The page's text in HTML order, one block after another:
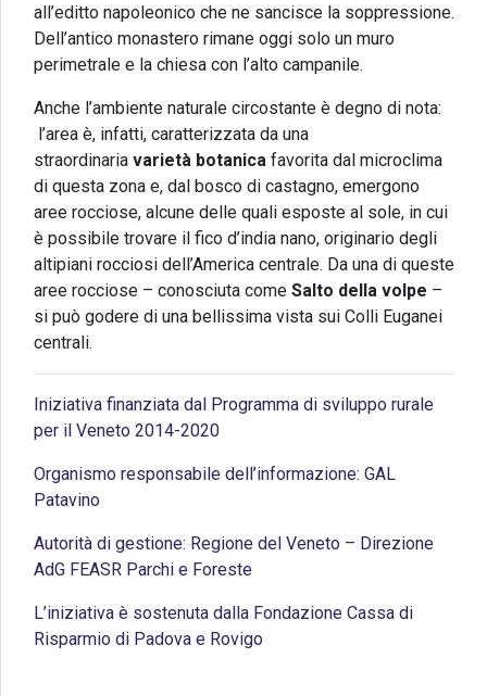
all’editto napoleonico che ne sancisce la soppressione.
Dell’antico monastero rimane oggi solo un muro
perimetrale e la chiesa con l’alto campanile.
Anche l’ambiente naturale circostante è degno di nota:
l’area è, infatti, caratterizzata da una
straordinaria varietà botanica favorita dal microclima
di questa zona e, dal bosco di castagno, emergono
aree rocciose, alcune delle quali esposte al sole, in cui
è possibile trovare il fico d’india nano, originario degli
altipiani rocciosi dell’America centrale. Da una di queste
aree rocciose – conosciuta come Salto della volpe –
si può godere di una bellissima vista sui Colli Euganei
centrali.
Iniziativa finanziata dal Programma di sviluppo rurale
per il Veneto 2014-2020
Organismo responsabile dell’informazione: GAL
Patavino
Autorità di gestione: Regione del Veneto – Direzione
AdG FEASR Parchi e Foreste
L’iniziativa è sostenuta dalla Fondazione Cassa di
Risparmio di Padova e Rovigo